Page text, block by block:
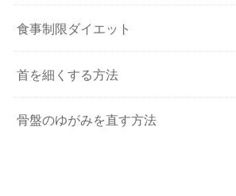
食事制限ダイエット
首を細くする方法
骨盤のゆがみを直す方法